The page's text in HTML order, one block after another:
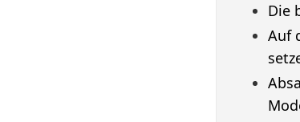
Die
Auf